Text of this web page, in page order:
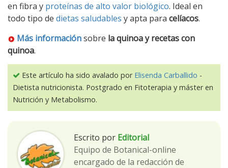
en fibra y proteínas de alto valor biológico. Ideal en
todo tipo de dietas saludables y apta para celíacos.
Más informaciónsobre la quinoa y recetas con
quinoa.
Este artículo ha sido avalado por Elisenda Carballido -
Dietista nutricionista. Postgrado en Fitoterapia y máster en
Nutrición y Metabolismo.
Escrito por Editorial
Equipo de Botanical-online
encargado de la redacción de